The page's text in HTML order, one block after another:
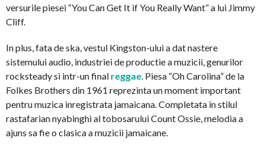
versurile piesei “You Can Get It if You Really Want” a lui Jimmy
Cliff.
In plus, fata de ska, vestul Kingston-ului a dat nastere
sistemului audio, industriei de productie a muzicii, genurilor
rocksteady si intr-un final reggae. Piesa “Oh Carolina” de la
Folkes Brothers din 1961 reprezinta un moment important
pentru muzica inregistrata jamaicana. Completata in stilul
rastafarian nyabinghi al tobosarului Count Ossie, melodia a
ajuns sa fie o clasica a muzicii jamaicane.